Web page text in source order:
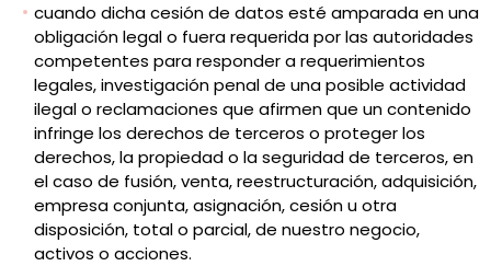
cuando dicha cesión de datos esté amparada en una
obligación legal o fuera requerida por las autoridades
competentes para responder a requerimientos
legales, investigación penal de una posible actividad
ilegal o reclamaciones que afirmen que un contenido
infringe los derechos de terceros o proteger los
derechos, la propiedad o la seguridad de terceros, en
el caso de fusión, venta, reestructuración, adquisición,
empresa conjunta, asignación, cesión u otra
disposición, total o parcial, de nuestro negocio,
activos o acciones.